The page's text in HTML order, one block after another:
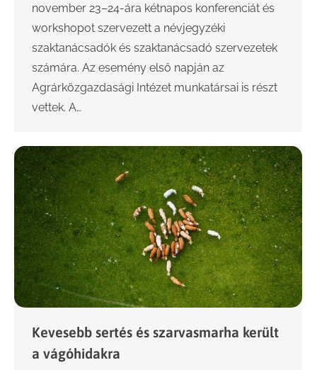
november 23–24-ára kétnapos konferenciát és
workshopot szervezett a névjegyzéki
szaktanácsadók és szaktanácsadó szervezetek
számára. Az esemény első napján az
Agrárközgazdasági Intézet munkatársai is részt
vettek. A…
Kevesebb sertés és szarvasmarha került
a vágóhidakra